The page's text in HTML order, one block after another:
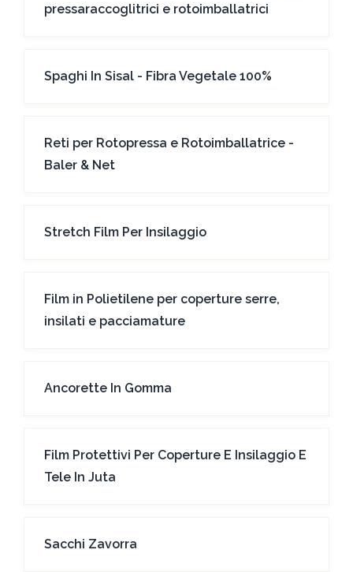
pressaraccoglitrici e rotoimballatrici
Spaghi In Sisal - Fibra Vegetale 100%
Reti per Rotopressa e Rotoimballatrice -
Baler & Net
Stretch Film Per Insilaggio
Film in Polietilene per coperture serre,
insilati e pacciamature
Ancorette In Gomma
Film Protettivi Per Coperture E Insilaggio E
Tele In Juta
Sacchi Zavorra